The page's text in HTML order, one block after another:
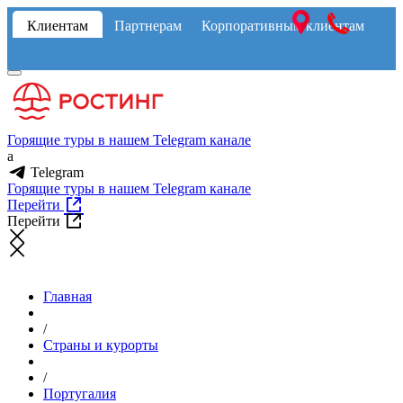
Клиентам Партнерам Корпоративным клиентам
Горящие туры в нашем Telegram канале
a
Telegram
Горящие туры в нашем Telegram канале
Перейти
Перейти
Главная
/
Страны и курорты
/
Португалия